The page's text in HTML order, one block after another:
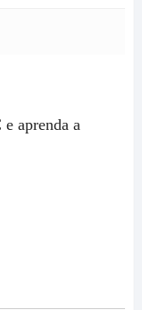
aprenda a